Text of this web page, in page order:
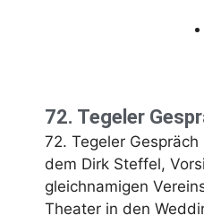
72. Tegeler
72. Tegeler
dem Dirk Steffel,
gleichnamigen
Theater in den